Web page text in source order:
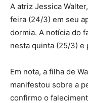
A atriz Jessica
feira (24/3) em seu
dormia. A notícia do
nesta quinta (25/3) e
Em nota, a filha de
manifestou sobre a
confirmo o